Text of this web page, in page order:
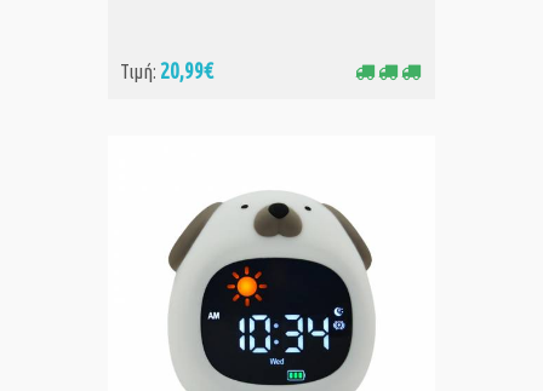
Τιμή: 20,99€